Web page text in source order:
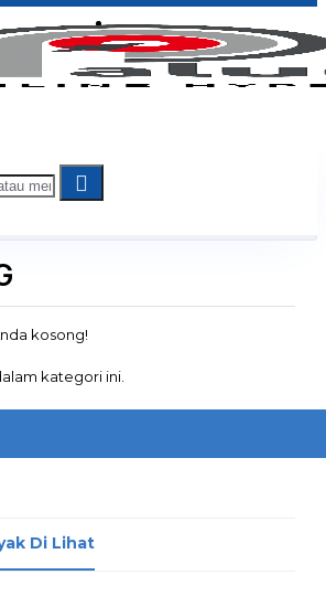
Jadi Penjual
kosong!
kategori ini.
Di Lihat